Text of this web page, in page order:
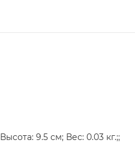
9.5 см; Вес: 0.03 кг.;;